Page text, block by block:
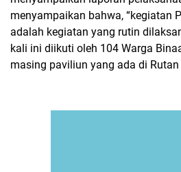
menyampaikan bahwa, “kegiatan
adalah kegiatan yang rutin
kali ini diikuti oleh 104 Warga
masing paviliun yang ada di Rutan